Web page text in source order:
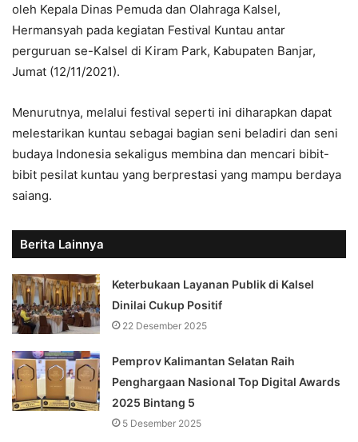
oleh Kepala Dinas Pemuda dan Olahraga Kalsel,
Hermansyah pada kegiatan Festival Kuntau antar
perguruan se-Kalsel di Kiram Park, Kabupaten Banjar,
Jumat (12/11/2021).
Menurutnya, melalui festival seperti ini diharapkan dapat
melestarikan kuntau sebagai bagian seni beladiri dan seni
budaya Indonesia sekaligus membina dan mencari bibit-
bibit pesilat kuntau yang berprestasi yang mampu berdaya
saiang.
Berita Lainnya
Keterbukaan Layanan Publik di Kalsel
Dinilai Cukup Positif
22 Desember 2025
Pemprov Kalimantan Selatan Raih
Penghargaan Nasional Top Digital Awards
2025 Bintang 5
5 Desember 2025